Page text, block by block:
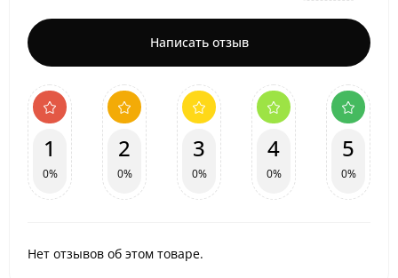
Написать отзыв
1
0%
2
0%
3
0%
4
0%
5
0%
Нет отзывов об этом товаре.